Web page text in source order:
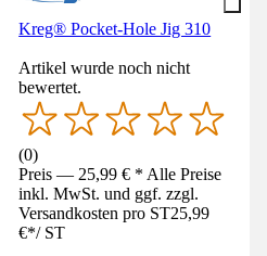
Kreg® Pocket-Hole Jig 310
Artikel wurde noch nicht
bewertet.
(0)
Preis — 25,99 € * Alle Preise
inkl. MwSt. und ggf. zzgl.
Versandkosten pro ST25,99
€*/ ST